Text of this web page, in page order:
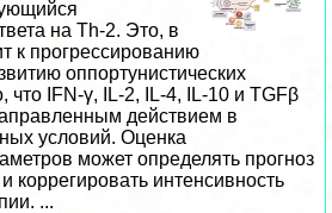
на Тh-2. Это, в
к прогрессированию
оппортунистических
IFN-γ, IL-2, IL-4, IL-10 и TGFβ
действием в
условий. Оценка
может определять прогноз
коpрегировать интенсивность
...